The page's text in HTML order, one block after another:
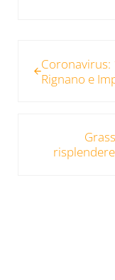
Coronavirus:
Rignano e